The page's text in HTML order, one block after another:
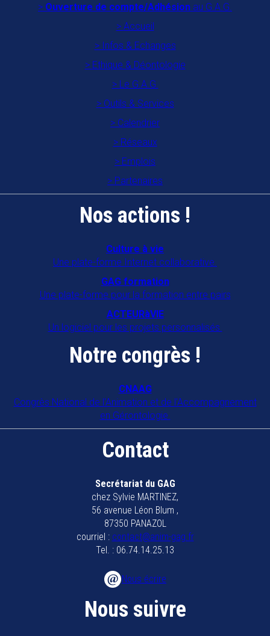
Ouverture de compte/Adhésion au G.A.G.
Accueil
Infos & Echanges
Ethique & Déontologie
Le G.A.G.
Outils & Services
Calendrier
Réseaux
Emplois
Partenaires
Nos actions !
Culture à vie
Une plate-forme Internet collaborative.
GAG formation
Une plate-forme pour la formation entre pairs
ACTEURàVIE
Un logiciel pour les projets personnalisés.
Notre congrès !
CNAAG
Congrès National de l'Animation et de l'Accompagnement
en Gérontologie.
Contact
Secrétariat du GAG
chez Sylvie MARTINEZ,
56 avenue Léon Blum ,
87350 PANAZOL
courriel : contact@anim-gag.fr
Tel. : 06.74.14.25.13
Nous écrire
Nous suivre